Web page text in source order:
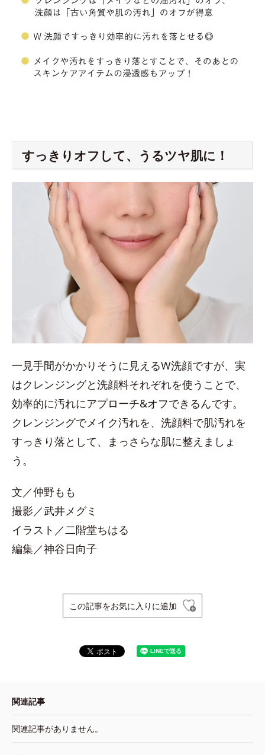
すっきりオフして、うるツヤ肌に！
一見手間がかかりそうに見えるW洗顔ですが、実
はクレンジングと洗顔料それぞれを使うことで、
効率的に汚れにアプローチ&オフできるんです。
クレンジングでメイク汚れを、洗顔料で肌汚れを
すっきり落として、まっさらな肌に整えましょ
う。
文／仲野もも
撮影／武井メグミ
イラスト／二階堂ちはる
編集／神谷日向子
この記事をお気に入りに追加
関連記事
関連記事がありません。